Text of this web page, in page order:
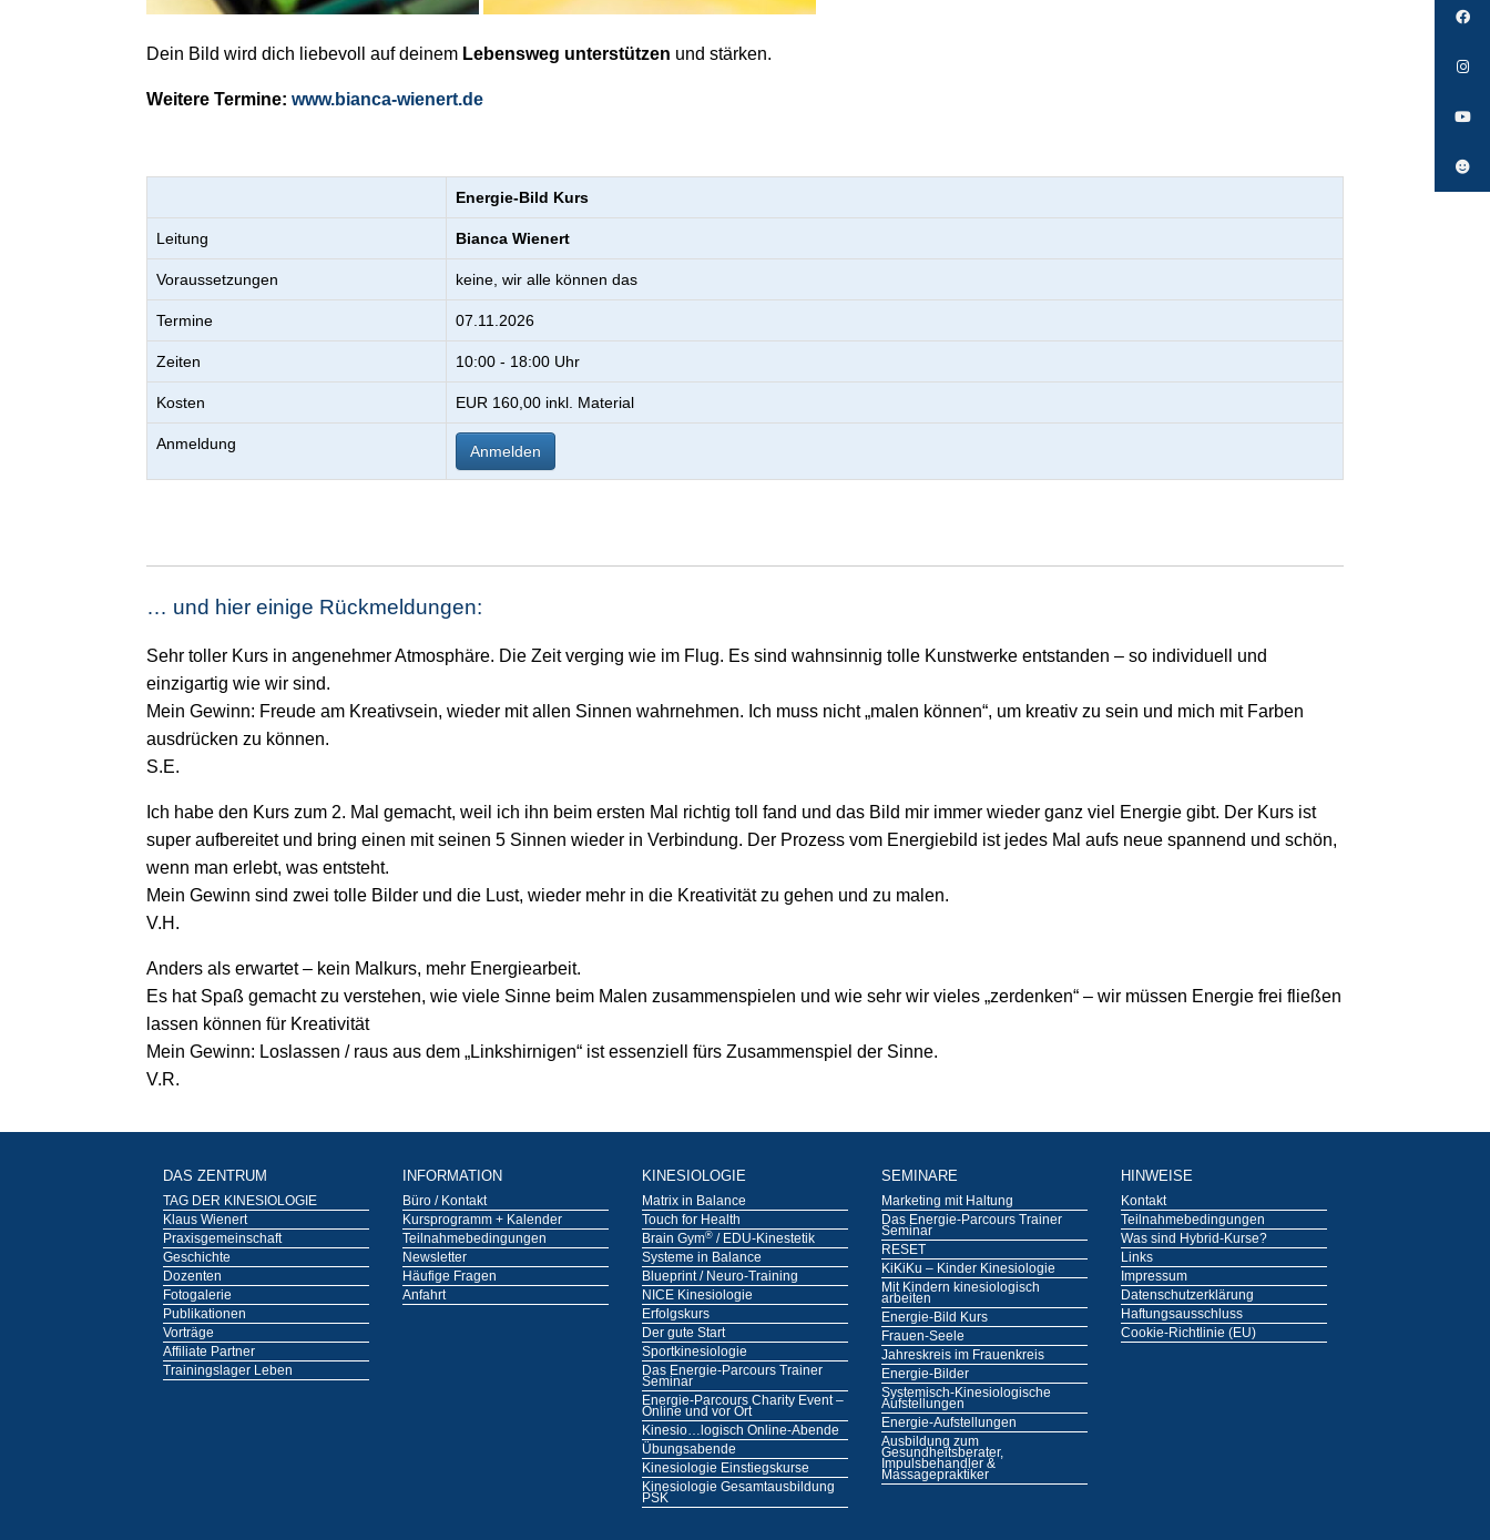
Dein Bild wird dich liebevoll auf deinem Lebensweg unterstützen und stärken.
Weitere Termine: www.bianca-wienert.de
Energie-Bild Kurs
Leitung Bianca Wienert
Voraussetzungen keine, wir alle können das
Termine 07.11.2026
Zeiten 10:00 - 18:00 Uhr
Kosten EUR 160,00 inkl. Material
Anmeldung Anmelden
… und hier einige Rückmeldungen:
Sehr toller Kurs in angenehmer Atmosphäre. Die Zeit verging wie im Flug. Es sind wahnsinnig tolle Kunstwerke entstanden – so individuell und
einzigartig wie wir sind.
Mein Gewinn: Freude am Kreativsein, wieder mit allen Sinnen wahrnehmen. Ich muss nicht „malen können“, um kreativ zu sein und mich mit Farben
ausdrücken zu können.
S.E.
Ich habe den Kurs zum 2. Mal gemacht, weil ich ihn beim ersten Mal richtig toll fand und das Bild mir immer wieder ganz viel Energie gibt. Der Kurs ist
super aufbereitet und bring einen mit seinen 5 Sinnen wieder in Verbindung. Der Prozess vom Energiebild ist jedes Mal aufs neue spannend und schön,
wenn man erlebt, was entsteht.
Mein Gewinn sind zwei tolle Bilder und die Lust, wieder mehr in die Kreativität zu gehen und zu malen.
V.H.
Anders als erwartet – kein Malkurs, mehr Energiearbeit.
Es hat Spaß gemacht zu verstehen, wie viele Sinne beim Malen zusammenspielen und wie sehr wir vieles „zerdenken“ – wir müssen Energie frei fließen
lassen können für Kreativität
Mein Gewinn: Loslassen / raus aus dem „Linkshirnigen“ ist essenziell fürs Zusammenspiel der Sinne.
V.R.
DAS ZENTRUM
TAG DER KINESIOLOGIE
Klaus Wienert
Praxisgemeinschaft
Geschichte
Dozenten
Fotogalerie
Publikationen
Vorträge
Affiliate Partner
Trainingslager Leben
INFORMATION
Büro / Kontakt
Kursprogramm + Kalender
Teilnahmebedingungen
Newsletter
Häufige Fragen
Anfahrt
KINESIOLOGIE
Matrix in Balance
Touch for Health
Brain Gym® / EDU-Kinestetik
Systeme in Balance
Blueprint / Neuro-Training
NICE Kinesiologie
Erfolgskurs
Der gute Start
Sportkinesiologie
Das Energie-Parcours Trainer
Seminar
Energie-Parcours Charity Event –
Online und vor Ort
Kinesio…logisch Online-Abende
Übungsabende
Kinesiologie Einstiegskurse
Kinesiologie Gesamtausbildung
PSK
SEMINARE
Marketing mit Haltung
Das Energie-Parcours Trainer
Seminar
RESET
KiKiKu – Kinder Kinesiologie
Mit Kindern kinesiologisch
arbeiten
Energie-Bild Kurs
Frauen-Seele
Jahreskreis im Frauenkreis
Energie-Bilder
Systemisch-Kinesiologische
Aufstellungen
Energie-Aufstellungen
Ausbildung zum
Gesundheitsberater,
Impulsbehandler &
Massagepraktiker
HINWEISE
Kontakt
Teilnahmebedingungen
Was sind Hybrid-Kurse?
Links
Impressum
Datenschutzerklärung
Haftungsausschluss
Cookie-Richtlinie (EU)